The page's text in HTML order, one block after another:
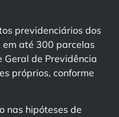
previdenciários dos
até 300 parcelas
Geral de Previdência
próprios, conforme
nas hipóteses de